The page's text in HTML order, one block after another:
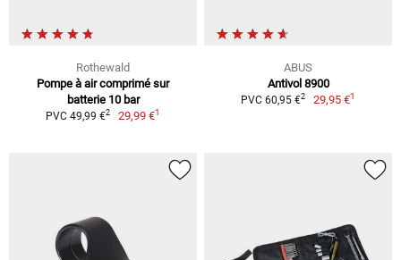
Rothewald
Pompe à air comprimé sur
batterie 10 bar
PVC 49,99 €2 29,99 €1
ABUS
Antivol 8900
PVC 60,95 €2 29,95 €1